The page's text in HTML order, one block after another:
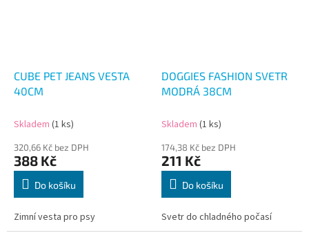
CUBE PET JEANS VESTA
40CM
Skladem (1 ks)
320,66 Kč bez DPH
388 Kč
Do košíku
Zimní vesta pro psy
DOGGIES FASHION SVETR
MODRÁ 38CM
Skladem (1 ks)
174,38 Kč bez DPH
211 Kč
Do košíku
Svetr do chladného počasí